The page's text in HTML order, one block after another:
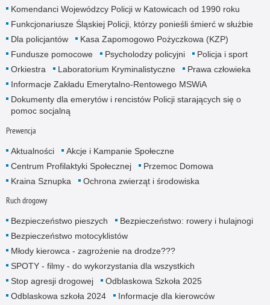
Komendanci Wojewódzcy Policji w Katowicach od 1990 roku
Funkcjonariusze Śląskiej Policji, którzy ponieśli śmierć w służbie
Dla policjantów
Kasa Zapomogowo Pożyczkowa (KZP)
Fundusze pomocowe
Psycholodzy policyjni
Policja i sport
Orkiestra
Laboratorium Kryminalistyczne
Prawa człowieka
Informacje Zakładu Emerytalno-Rentowego MSWiA
Dokumenty dla emerytów i rencistów Policji starających się o
pomoc socjalną
Prewencja
Aktualności
Akcje i Kampanie Społeczne
Centrum Profilaktyki Społecznej
Przemoc Domowa
Kraina Sznupka
Ochrona zwierząt i środowiska
Ruch drogowy
Bezpieczeństwo pieszych
Bezpieczeństwo: rowery i hulajnogi
Bezpieczeństwo motocyklistów
Młody kierowca - zagrożenie na drodze???
SPOTY - filmy - do wykorzystania dla wszystkich
Stop agresji drogowej
Odblaskowa Szkoła 2025
Odblaskowa szkoła 2024
Informacje dla kierowców